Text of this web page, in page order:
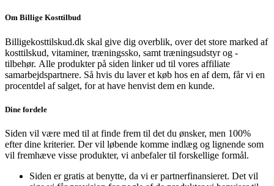
Om Billige Kosttilbud
Billigekosttilskud.dk skal give dig overblik, over det store marked af
kosttilskud, vitaminer, træningssko, samt træningsudstyr og -
tilbehør. Alle produkter på siden linker ud til vores affiliate
samarbejdspartnere. Så hvis du laver et køb hos en af dem, får vi en
procentdel af salget, for at have henvist dem en kunde.
Dine fordele
Siden vil være med til at finde frem til det du ønsker, men 100%
efter dine kriterier. Der vil løbende komme indlæg og lignende som
vil fremhæve visse produkter, vi anbefaler til forskellige formål.
Siden er gratis at benytte, da vi er partnerfinansieret. Det vil